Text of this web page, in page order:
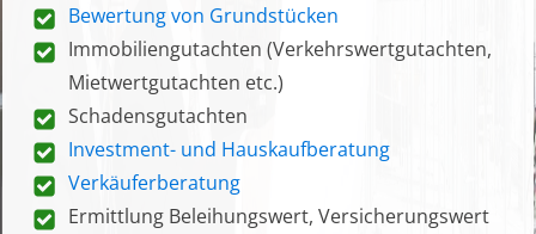
Bewertung von Grundstücken
Immobiliengutachten (Verkehrswertgutachten,
Mietwertgutachten etc.)
Schadensgutachten
Investment- und Hauskaufberatung
Verkäuferberatung
Ermittlung Beleihungswert, Versicherungswert